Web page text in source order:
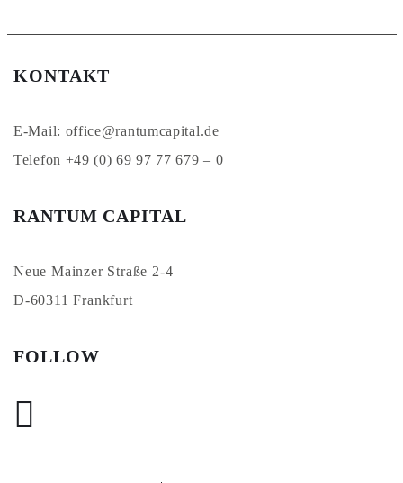
KONTAKT
E-Mail: office@rantumcapital.de
Telefon +49 (0) 69 97 77 679 – 0
RANTUM CAPITAL
Neue Mainzer Straße 2-4
D-60311 Frankfurt
FOLLOW